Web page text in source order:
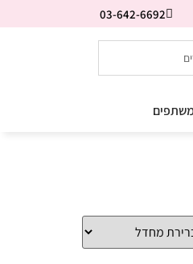
03-642-6692